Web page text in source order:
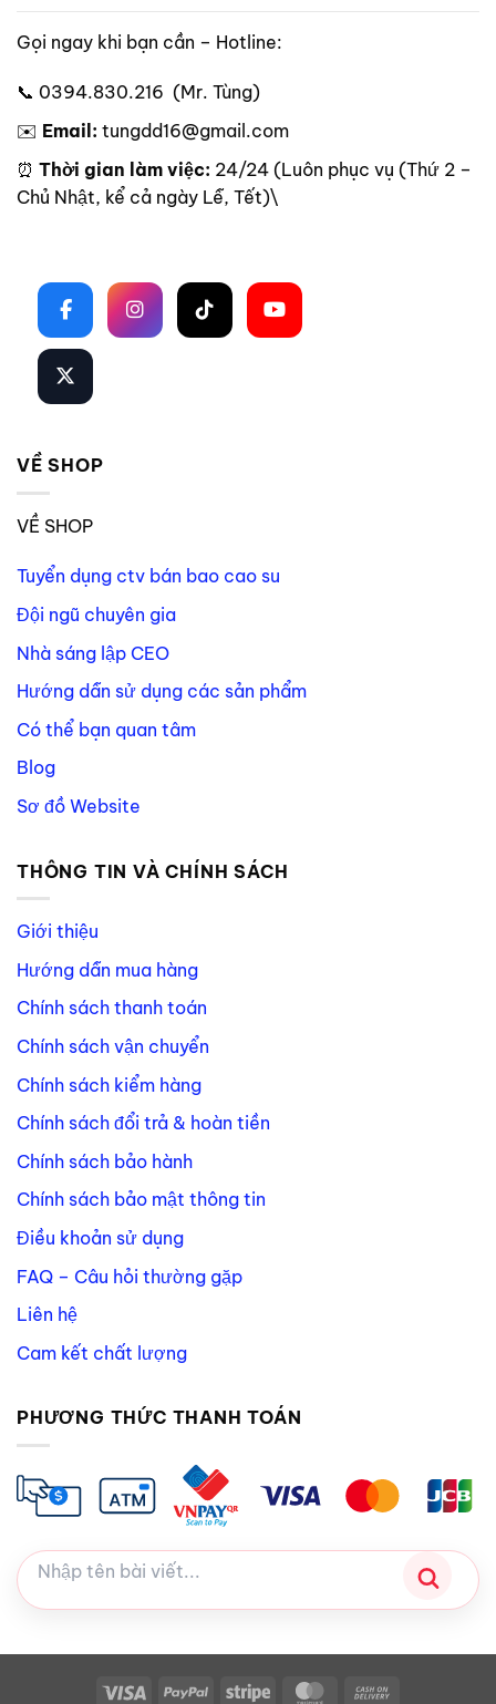
Gọi ngay khi bạn cần – Hotline:
📞 0394.830.216 (Mr. Tùng)
✉️ Email: tungdd16@gmail.com
⏰ Thời gian làm việc: 24/24 (Luôn phục vụ (Thứ 2 –
Chủ Nhật, kể cả ngày Lễ, Tết)\
VỀ SHOP
VỀ SHOP
Tuyển dụng ctv bán bao cao su
Đội ngũ chuyên gia
Nhà sáng lập CEO
Hướng dẫn sử dụng các sản phẩm
Có thể bạn quan tâm
Blog
Sơ đồ Website
THÔNG TIN VÀ CHÍNH SÁCH
Giới thiệu
Hướng dẫn mua hàng
Chính sách thanh toán
Chính sách vận chuyển
Chính sách kiểm hàng
Chính sách đổi trả & hoàn tiền
Chính sách bảo hành
Chính sách bảo mật thông tin
Điều khoản sử dụng
FAQ – Câu hỏi thường gặp
Liên hệ
Cam kết chất lượng
PHƯƠNG THỨC THANH TOÁN
Visa PayPal Stripe MasterCard